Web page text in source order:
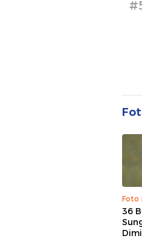
Foto
36